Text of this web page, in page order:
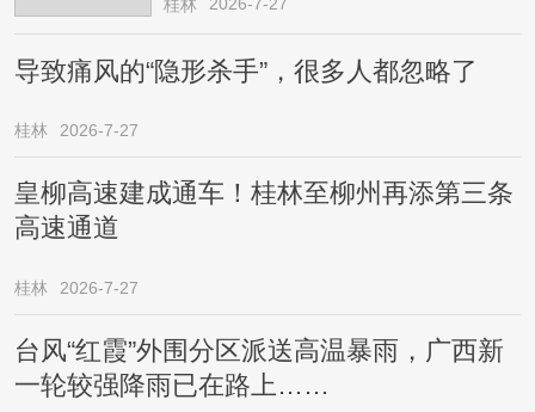
桂林
导致痛风的“隐形杀手”，很多人都忽略了
桂林 2026-7-27
皇柳高速建成通车！桂林至柳州再添第三条
高速通道
桂林 2026-7-27
台风“红霞”外围分区派送高温暴雨，广西新
一轮较强降雨已在路上……